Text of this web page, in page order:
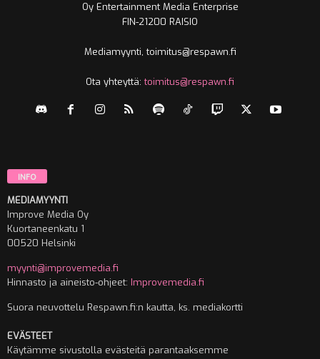
Oy Entertainment Media Enterprise
FIN-21200 RAISIO
Mediamyynti, toimitus@respawn.fi
Ota yhteyttä:toimitus@respawn.fi
INFO
MEDIAMYYNTI
Improve Media Oy
Kuortaneenkatu 1
00520 Helsinki
myynti@improvemedia.fi
Hinnasto ja aineisto-ohjeet: Improvemedia.fi
Suora neuvottelu Respawn.fi:n kautta, ks. mediakortti
EVÄSTEET
Käytämme sivustolla evästeitä parantaaksemme